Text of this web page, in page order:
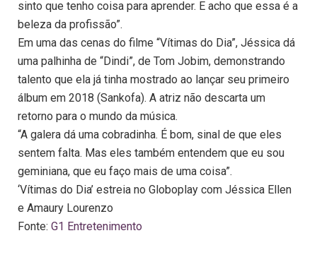
sinto que tenho coisa para aprender. E acho que essa é a
beleza da profissão”.
Em uma das cenas do filme “Vítimas do Dia”, Jéssica dá
uma palhinha de “Dindi”, de Tom Jobim, demonstrando
talento que ela já tinha mostrado ao lançar seu primeiro
álbum em 2018 (Sankofa). A atriz não descarta um
retorno para o mundo da música.
“A galera dá uma cobradinha. É bom, sinal de que eles
sentem falta. Mas eles também entendem que eu sou
geminiana, que eu faço mais de uma coisa”.
‘Vítimas do Dia’ estreia no Globoplay com Jéssica Ellen
e Amaury Lourenzo
Fonte: G1 Entretenimento